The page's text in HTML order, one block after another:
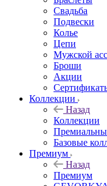
Свадьба
Подвески
Колье
Цепи
Мужской
Броши
Акции
Коллекции
Назад
Коллекции
Базовые
Премиум
Назад
Премиум